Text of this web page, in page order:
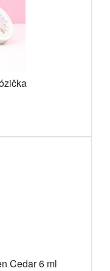
Cedar 6 ml